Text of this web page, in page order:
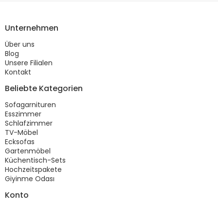
Unternehmen
Über uns
Blog
Unsere Filialen
Kontakt
Beliebte Kategorien
Sofagarnituren
Esszimmer
Schlafzimmer
TV-Möbel
Ecksofas
Gartenmöbel
Küchentisch-Sets
Hochzeitspakete
Giyinme Odası
Konto